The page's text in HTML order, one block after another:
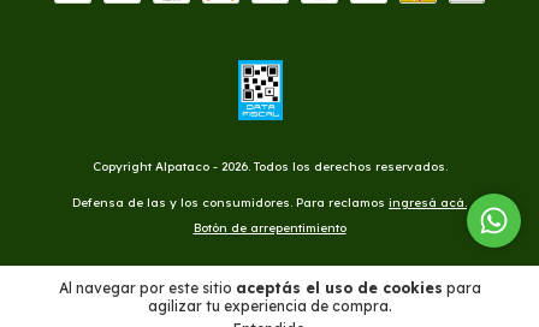
Al navegar por este sitio aceptás el uso de cookies para
agilizar tu experiencia de compra.
Copyright Alpataco - 2026. Todos los derechos reservados.
Defensa de las y los consumidores. Para reclamos ingresá acá.
Botón de arrepentimiento